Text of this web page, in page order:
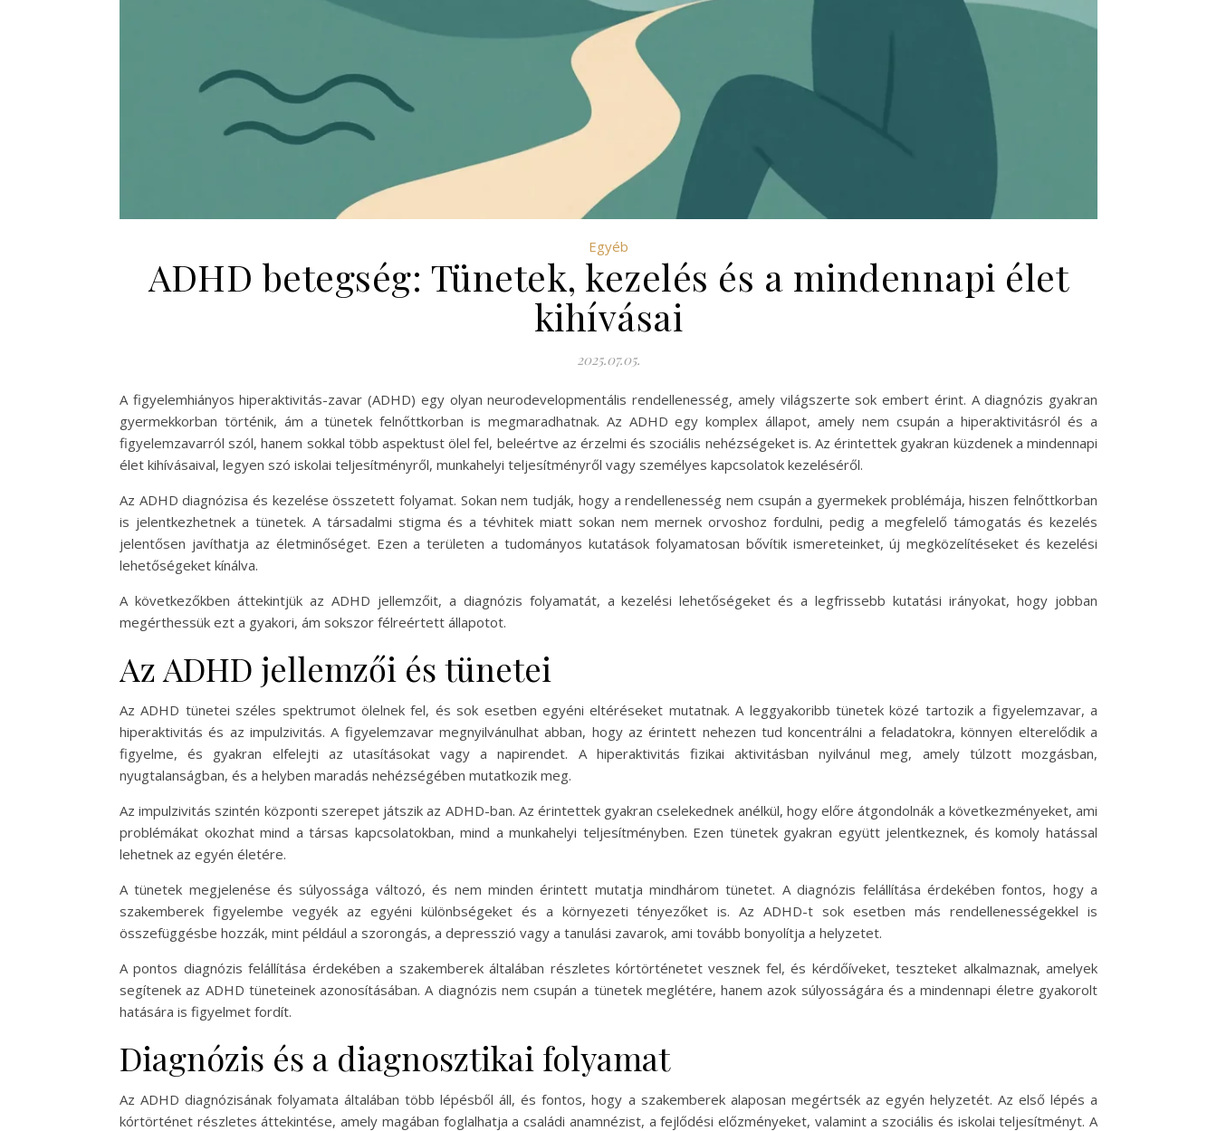
Egyéb
ADHD betegség: Tünetek, kezelés és a mindennapi élet
kihívásai
2025.07.05.
A figyelemhiányos hiperaktivitás-zavar (ADHD) egy olyan neurodevelopmentális rendellenesség, amely világszerte sok embert érint. A diagnózis gyakran
gyermekkorban történik, ám a tünetek felnőttkorban is megmaradhatnak. Az ADHD egy komplex állapot, amely nem csupán a hiperaktivitásról és a
figyelemzavarról szól, hanem sokkal több aspektust ölel fel, beleértve az érzelmi és szociális nehézségeket is. Az érintettek gyakran küzdenek a mindennapi
élet kihívásaival, legyen szó iskolai teljesítményről, munkahelyi teljesítményről vagy személyes kapcsolatok kezeléséről.
Az ADHD diagnózisa és kezelése összetett folyamat. Sokan nem tudják, hogy a rendellenesség nem csupán a gyermekek problémája, hiszen felnőttkorban
is jelentkezhetnek a tünetek. A társadalmi stigma és a tévhitek miatt sokan nem mernek orvoshoz fordulni, pedig a megfelelő támogatás és kezelés
jelentősen javíthatja az életminőséget. Ezen a területen a tudományos kutatások folyamatosan bővítik ismereteinket, új megközelítéseket és kezelési
lehetőségeket kínálva.
A következőkben áttekintjük az ADHD jellemzőit, a diagnózis folyamatát, a kezelési lehetőségeket és a legfrissebb kutatási irányokat, hogy jobban
megérthessük ezt a gyakori, ám sokszor félreértett állapotot.
Az ADHD jellemzői és tünetei
Az ADHD tünetei széles spektrumot ölelnek fel, és sok esetben egyéni eltéréseket mutatnak. A leggyakoribb tünetek közé tartozik a figyelemzavar, a
hiperaktivitás és az impulzivitás. A figyelemzavar megnyilvánulhat abban, hogy az érintett nehezen tud koncentrálni a feladatokra, könnyen elterelődik a
figyelme, és gyakran elfelejti az utasításokat vagy a napirendet. A hiperaktivitás fizikai aktivitásban nyilvánul meg, amely túlzott mozgásban,
nyugtalanságban, és a helyben maradás nehézségében mutatkozik meg.
Az impulzivitás szintén központi szerepet játszik az ADHD-ban. Az érintettek gyakran cselekednek anélkül, hogy előre átgondolnák a következményeket, ami
problémákat okozhat mind a társas kapcsolatokban, mind a munkahelyi teljesítményben. Ezen tünetek gyakran együtt jelentkeznek, és komoly hatással
lehetnek az egyén életére.
A tünetek megjelenése és súlyossága változó, és nem minden érintett mutatja mindhárom tünetet. A diagnózis felállítása érdekében fontos, hogy a
szakemberek figyelembe vegyék az egyéni különbségeket és a környezeti tényezőket is. Az ADHD-t sok esetben más rendellenességekkel is
összefüggésbe hozzák, mint például a szorongás, a depresszió vagy a tanulási zavarok, ami tovább bonyolítja a helyzetet.
A pontos diagnózis felállítása érdekében a szakemberek általában részletes kórtörténetet vesznek fel, és kérdőíveket, teszteket alkalmaznak, amelyek
segítenek az ADHD tüneteinek azonosításában. A diagnózis nem csupán a tünetek meglétére, hanem azok súlyosságára és a mindennapi életre gyakorolt
hatására is figyelmet fordít.
Diagnózis és a diagnosztikai folyamat
Az ADHD diagnózisának folyamata általában több lépésből áll, és fontos, hogy a szakemberek alaposan megértsék az egyén helyzetét. Az első lépés a
kórtörténet részletes áttekintése, amely magában foglalhatja a családi anamnézist, a fejlődési előzményeket, valamint a szociális és iskolai teljesítményt. A